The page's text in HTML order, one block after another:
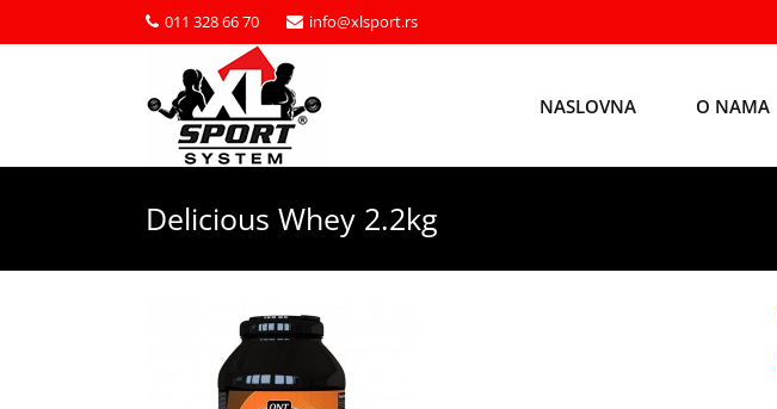
011 328 66 70 info@xlsport.rs
NASLOVNA O NAMA
Delicious Whey 2.2kg